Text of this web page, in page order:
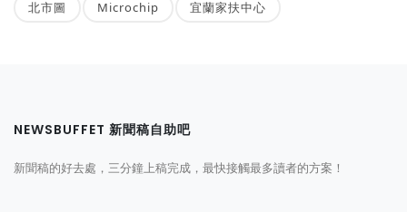
北市圖 Microchip 宜蘭家扶中心
NEWSBUFFET 新聞稿自助吧
新聞稿的好去處，三分鐘上稿完成，最快接觸最多讀者的方案！